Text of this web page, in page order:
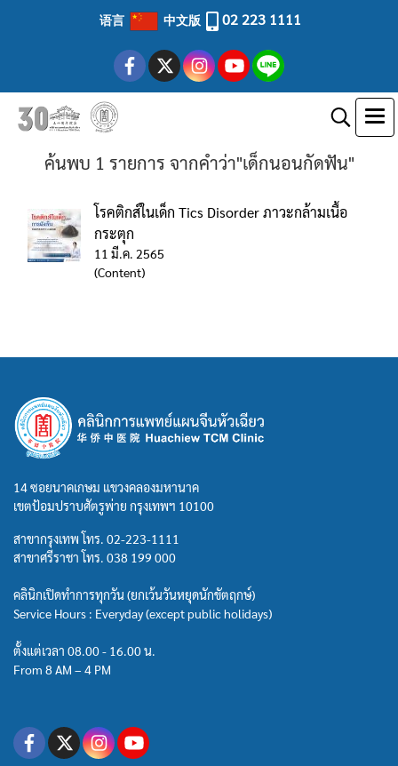
语言 中文版 02 223 1111
ค้นพบ 1 รายการ จากคำว่า"เด็กนอนกัดฟัน"
โรคติกส์ในเด็ก Tics Disorder ภาวะกล้ามเนื้อ
กระตุก
11 มี.ค. 2565
(Content)
14 ซอยนาคเกษม แขวงคลองมหานาค
เขตป้อมปราบศัตรูพ่าย กรุงเทพฯ 10100
สาขากรุงเทพ โทร. 02-223-1111
สาขาศรีราชา โทร. 038 199 000
คลินิกเปิดทำการทุกวัน (ยกเว้นวันหยุดนักขัตฤกษ์)
Service Hours : Everyday (except public holidays)
ตั้งแต่เวลา 08.00 - 16.00 น.
From 8 AM – 4 PM